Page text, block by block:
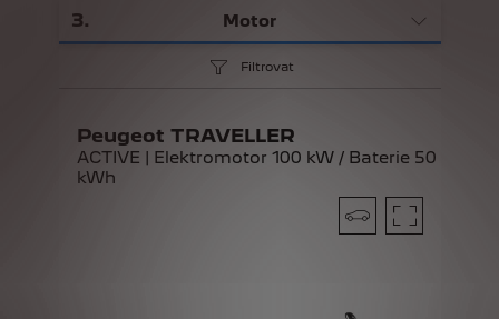
3. Motor
Filtrovat
Peugeot TRAVELLER
ACTIVE | Elektromotor 100 kW / Baterie 50
kWh